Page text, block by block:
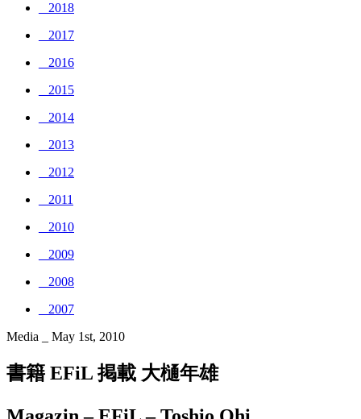
_ 2018
_ 2017
_ 2016
_ 2015
_ 2014
_ 2013
_ 2012
_ 2011
_ 2010
_ 2009
_ 2008
_ 2007
Media _ May 1st, 2010
書籍 EFiL 掲載 大樋年雄